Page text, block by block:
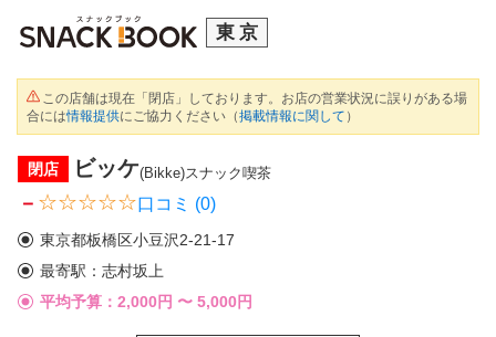
東京
この店舗は現在「閉店」しております。お店の営業状況に誤りがある場
合には情報提供にご協力ください（掲載情報に関して ）
閉店 ビッケ(Bikke)スナック喫茶
－ 口コミ (0)
東京都板橋区小豆沢2-21-17
最寄駅：志村坂上
平均予算：2,000円 〜 5,000円